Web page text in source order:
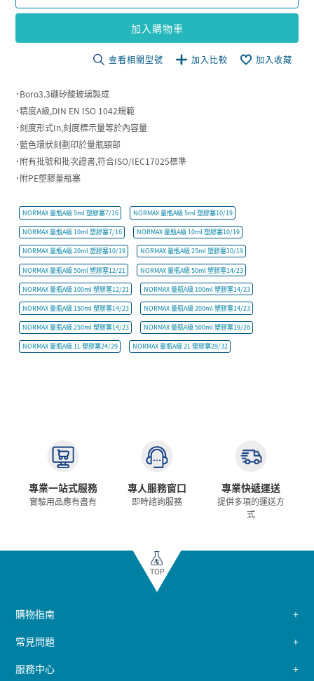
加入購物車
查看相關型號 加入比較 加入收藏
˙Boro3.3硼矽酸玻璃製成
˙精度A級,DIN EN ISO 1042規範
˙刻度形式In,刻度標示量等於內容量
˙藍色環狀刻劃印於量瓶頸部
˙附有批號和批次證書,符合ISO/IEC17025標準
˙附PE塑膠量瓶塞
NORMAX 量瓶A級 5ml 塑膠塞7/16 NORMAX 量瓶A級 5ml 塑膠塞10/19
NORMAX 量瓶A級 10ml 塑膠塞7/16 NORMAX 量瓶A級 10ml 塑膠塞10/19
NORMAX 量瓶A級 20ml 塑膠塞10/19 NORMAX 量瓶A級 25ml 塑膠塞10/19
NORMAX 量瓶A級 50ml 塑膠塞12/21 NORMAX 量瓶A級 50ml 塑膠塞14/23
NORMAX 量瓶A級 100ml 塑膠塞12/21 NORMAX 量瓶A級 100ml 塑膠塞14/23
NORMAX 量瓶A級 150ml 塑膠塞14/23 NORMAX 量瓶A級 200ml 塑膠塞14/23
NORMAX 量瓶A級 250ml 塑膠塞14/23 NORMAX 量瓶A級 500ml 塑膠塞19/26
NORMAX 量瓶A級 1L 塑膠塞24/29 NORMAX 量瓶A級 2L 塑膠塞29/32
專業一站式服務
實驗用品應有盡有
專人服務窗口
即時諮詢服務
專業快遞運送
提供多項的運送方
式
TOP
購物指南
常見問題
服務中心